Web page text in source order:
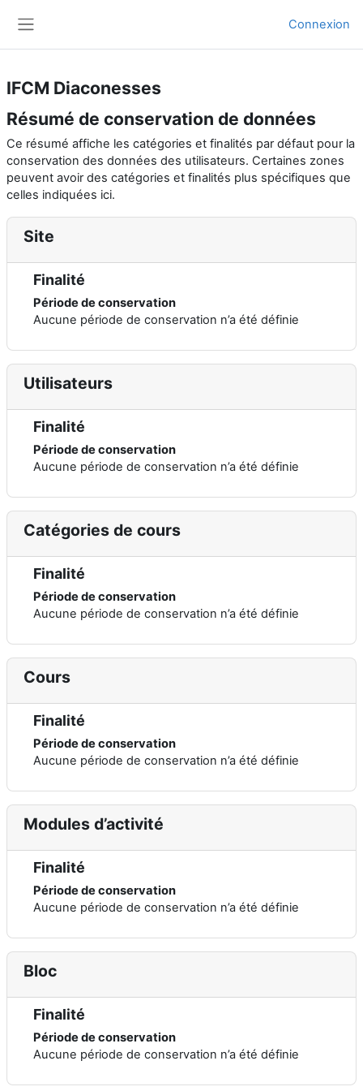
Connexion
IFCM Diaconesses
Résumé de conservation de données
Ce résumé affiche les catégories et finalités par défaut pour la
conservation des données des utilisateurs. Certaines zones
peuvent avoir des catégories et finalités plus spécifiques que
celles indiquées ici.
Site
Finalité
Période de conservation
Aucune période de conservation n’a été définie
Utilisateurs
Finalité
Période de conservation
Aucune période de conservation n’a été définie
Catégories de cours
Finalité
Période de conservation
Aucune période de conservation n’a été définie
Cours
Finalité
Période de conservation
Aucune période de conservation n’a été définie
Modules d’activité
Finalité
Période de conservation
Aucune période de conservation n’a été définie
Bloc
Finalité
Période de conservation
Aucune période de conservation n’a été définie